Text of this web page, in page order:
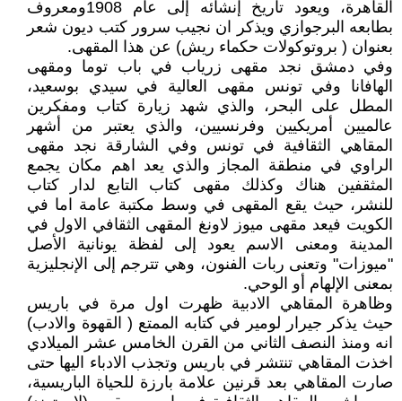
القاهرة، ويعود تاريخ إنشائه إلى عام 1908ومعروف
بطابعه البرجوازي ويذكر ان نجيب سرور كتب ديون شعر
بعنوان ( بروتوكولات حكماء ريش) عن هذا المقهى.
وفي دمشق نجد مقهى زرياب في باب توما ومقهى
الهافانا وفي تونس مقهى العالية في سيدي بوسعيد،
المطل على البحر، والذي شهد زيارة كتاب ومفكرين
عالميين أمريكيين وفرنسيين، والذي يعتبر من أشهر
المقاهي الثقافية في تونس وفي الشارقة نجد مقهى
الراوي في منطقة المجاز والذي يعد اهم مكان يجمع
المثقفين هناك وكذلك مقهى كتاب التابع لدار كتاب
للنشر، حيث يقع المقهى في وسط مكتبة عامة اما في
الكويت فيعد مقهى ميوز لاونغ المقهى الثقافي الاول في
المدينة ومعنى الاسم يعود إلى لفظة يونانية الأصل
"ميوزات" وتعنى ربات الفنون، وهي تترجم إلى الإنجليزية
بمعنى الإلهام أو الوحي.
وظاهرة المقاهي الادبية ظهرت اول مرة في باريس
حيث يذكر جيرار لومير في كتابه الممتع ( القهوة والادب)
انه ومنذ النصف الثاني من القرن الخامس عشر الميلادي
اخذت المقاهي تنتشر في باريس وتجذب الادباء اليها حتى
صارت المقاهي بعد قرنين علامة بارزة للحياة الباريسية،